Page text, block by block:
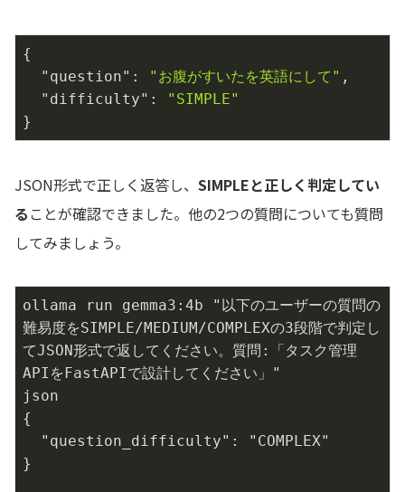
{
"question" : "お腹がすいたを英語にして" ,
"difficulty" :
"SIMPLE"
}
JSON形式で正しく返答し、 SIMPLEと正しく判定してい
る ことが確認できました。他の2つの質問についても質問
してみましょう。
ollama run gemma3:4b "以下のユーザーの質問の
難易度をSIMPLE/MEDIUM/COMPLEXの3段階で判定し
てJSON形式で返してください。質問:「タスク管理
APIをFastAPIで設計してください」"
json
{
}